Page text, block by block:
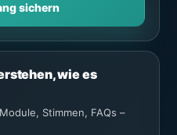
sichern
wie es
Stimmen, FAQs –